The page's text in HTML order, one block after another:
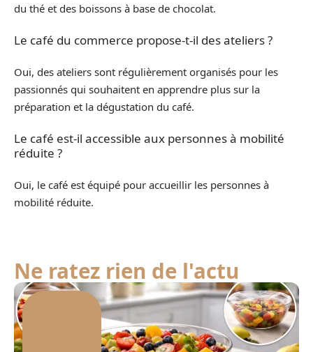
du thé et des boissons à base de chocolat.
Le café du commerce propose-t-il des ateliers ?
Oui, des ateliers sont régulièrement organisés pour les
passionnés qui souhaitent en apprendre plus sur la
préparation et la dégustation du café.
Le café est-il accessible aux personnes à mobilité
réduite ?
Oui, le café est équipé pour accueillir les personnes à
mobilité réduite.
Ne ratez rien de l'actu